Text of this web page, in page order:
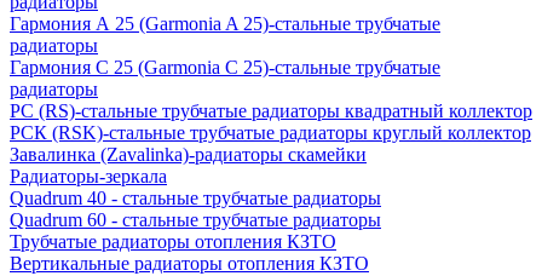
Гармония А 25 (Garmonia A 25)-стальные трубчатые
радиаторы
Гармония С 25 (Garmonia C 25)-стальные трубчатые
радиаторы
РС (RS)-стальные трубчатые радиаторы квадратный коллектор
РСК (RSK)-стальные трубчатые радиаторы круглый коллектор
Завалинка (Zavalinka)-радиаторы скамейки
Радиаторы-зеркала
Quadrum 40 - стальные трубчатые радиаторы
Quadrum 60 - стальные трубчатые радиаторы
Трубчатые радиаторы отопления КЗТО
Вертикальные радиаторы отопления КЗТО